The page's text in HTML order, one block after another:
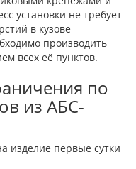
установки не требует
в кузове
производить
всех её пунктов.
по
из АБС-
изделие первые сутки